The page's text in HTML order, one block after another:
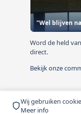
Wij gebruiken
Meer info
"Wel blijven
Word de held
direct.
Bekijk onze
© 1999-2026